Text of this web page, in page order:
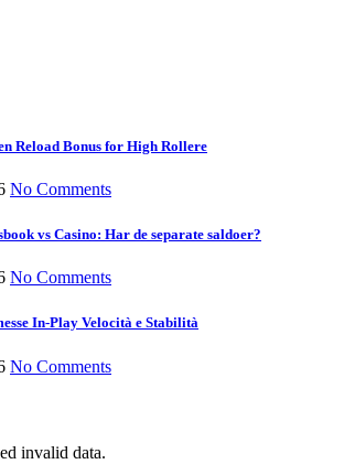
Reload Bonus for High Rollere
No Comments
vs Casino: Har de separate saldoer?
No Comments
In-Play Velocità e Stabilità
No Comments
invalid data.